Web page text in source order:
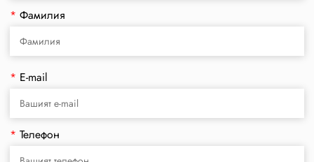
* Фамилия
* E-mail
* Телефон